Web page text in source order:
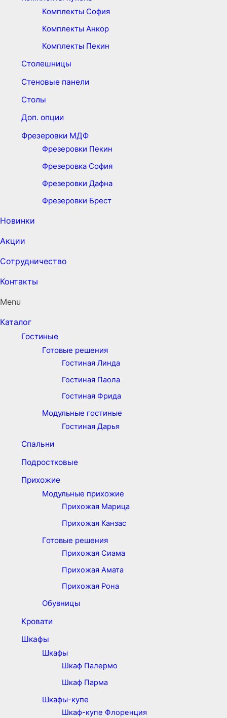
Комплекты София
Комплекты Анкор
Комплекты Пекин
Столешницы
Стеновые панели
Столы
Доп. опции
Фрезеровки МДФ
Фрезеровки Пекин
Фрезеровка София
Фрезеровки Дафна
Фрезеровки Брест
Новинки
Акции
Сотрудничество
Контакты
Menu
Каталог
Гостиные
Готовые решения
Гостиная Линда
Гостиная Паола
Гостиная Фрида
Модульные гостиные
Гостиная Дарья
Спальни
Подростковые
Прихожие
Модульные прихожие
Прихожая Марица
Прихожая Канзас
Готовые решения
Прихожая Сиама
Прихожая Амата
Прихожая Рона
Обувницы
Кровати
Шкафы
Шкафы
Шкаф Палермо
Шкаф Парма
Шкафы-купе
Шкаф-купе Флоренция